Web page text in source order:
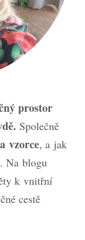
prostor
Společně
vzorce, a jak
. Na blogu
k vnitřní
cestě